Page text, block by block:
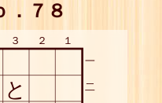
７８
一
二
３ ２ １
と